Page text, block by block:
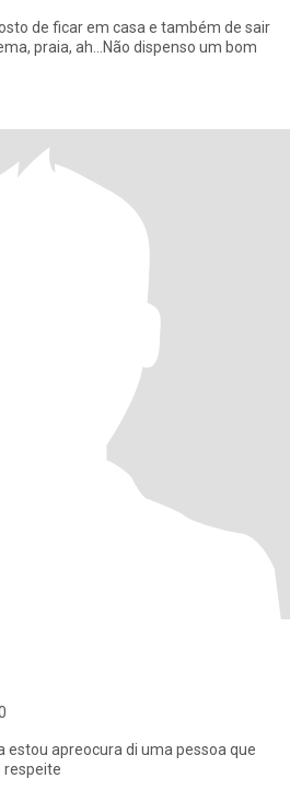
de ficar em casa e também de sair
praia, ah...Não dispenso um bom
estou apreocura di uma pessoa que
respeite